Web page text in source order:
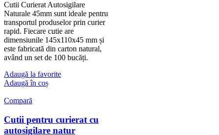
Cutii Curierat Autosigilare
Naturale 45mm sunt ideale pentru
transportul produselor prin curier
rapid. Fiecare cutie are
dimensiunile 145x110x45 mm și
este fabricată din carton natural,
având un set de 100 bucăți.
Adaugă la favorite
Adaugă în coș
Compară
Cutii pentru curierat cu
autosigilare natur